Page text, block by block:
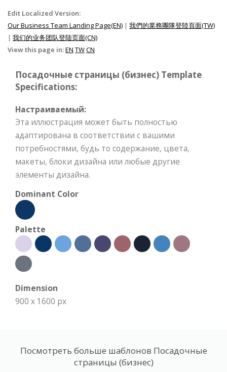
Edit Localized Version:
Our Business Team Landing Page(EN) | 我們的業務團隊登陸頁面(TW)
| 我们的业务团队登陆页面(CN)
View this page in:EN TWCN
Посадочные страницы (бизнес) Template
Specifications:
Настраиваемый:
Эта иллюстрация может быть полностью
адаптирована в соответствии с вашими
потребностями, будь то содержание, цвета,
макеты, блоки дизайна или любые другие
элементы дизайна.
Dominant Color
Palette
Dimension
900 x 1600 px
Посмотреть больше шаблонов Посадочные
страницы (бизнес)